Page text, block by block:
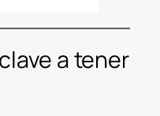
a tener